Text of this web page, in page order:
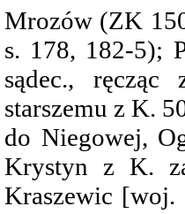
Mrozów (ZK
s. 178, 182-5);
sądec., ręcząc
starszemu z K.
do Niegowej,
Krystyn z K.
Kraszewic [woj.